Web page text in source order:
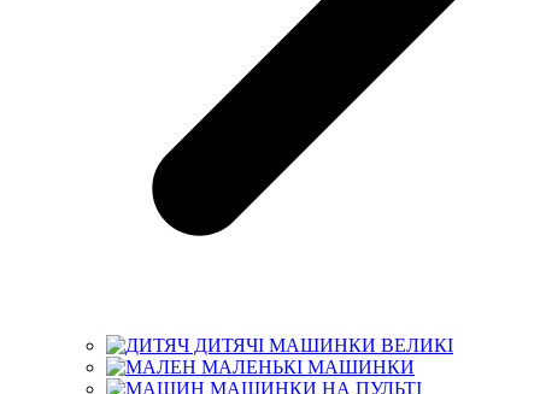
ДИТЯЧІ МАШИНКИ ВЕЛИКІ
МАЛЕНЬКІ МАШИНКИ
МАШИНКИ НА ПУЛЬТІ